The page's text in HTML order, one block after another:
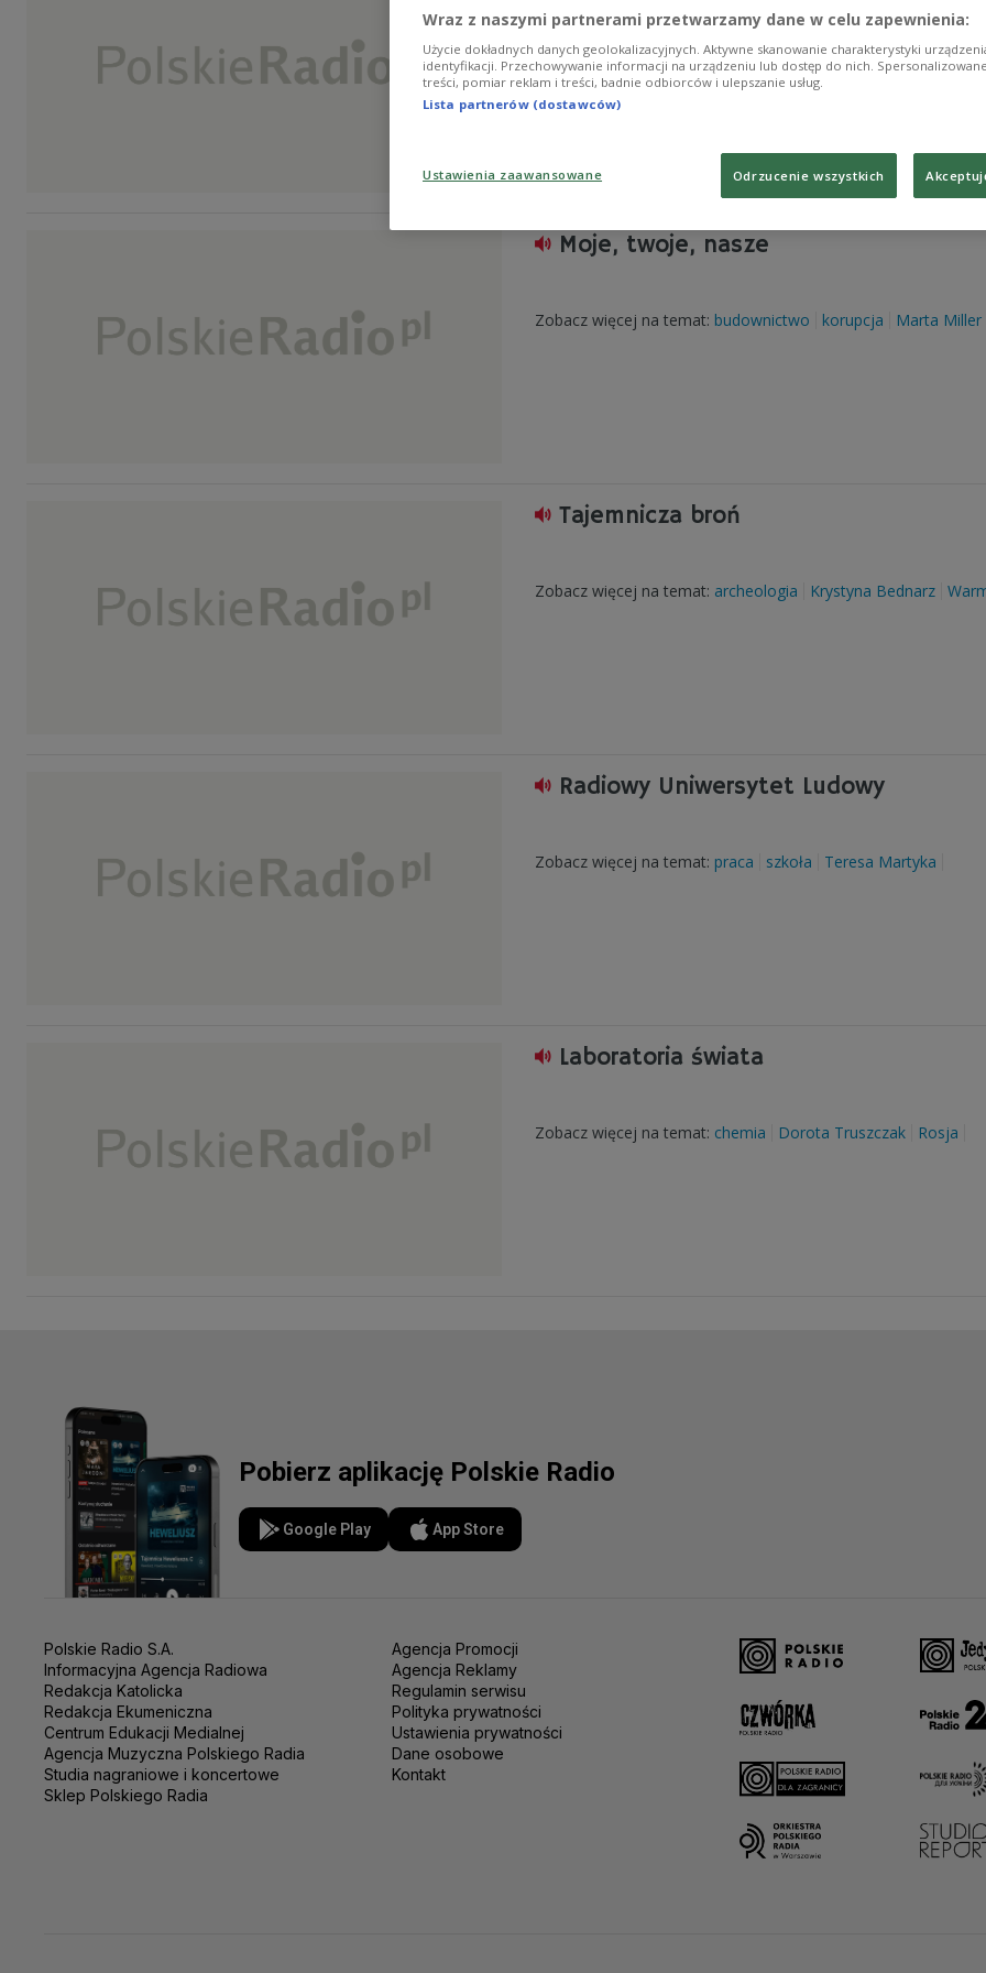
Zobacz więcej na temat:ekologia Marta Miller podkowa
Moje, twoje, nasze
Zobacz więcej na temat: budownictwo korupcja Marta Miller
Tajemnicza broń
Zobacz więcej na temat: archeologia Krystyna Bednarz
Radiowy Uniwersytet Ludowy
Zobacz więcej na temat: praca szkoła Teresa Martyka
Laboratoria świata
Zobacz więcej na temat: chemia Dorota Truszczak Rosja
Pobierz aplikację Polskie Radio
Google Play App Store
Polskie Radio S.A.
Informacyjna Agencja Radiowa
Redakcja Katolicka
Redakcja Ekumeniczna
Centrum Edukacji Medialnej
Agencja Muzyczna Polskiego Radia
Studia nagraniowe i koncertowe
Sklep Polskiego Radia
Agencja Promocji
Agencja Reklamy
Regulamin serwisu
Polityka prywatności
Ustawienia prywatności
Dane osobowe
Kontakt
Wraz z naszymi partnerami przetwarzamy dane w celu zapewnienia:
Użycie dokładnych danych geolokalizacyjnych. Aktywne skanowanie charakterystyki
identyfikacji. Przechowywanie informacji na urządzeniu lub dostęp do nich.
treści, pomiar reklam i treści, badnie odbiorców i ulepszanie usług.
Lista partnerów (dostawców)
Ustawienia zaawansowane Odrzucenie wszystkich